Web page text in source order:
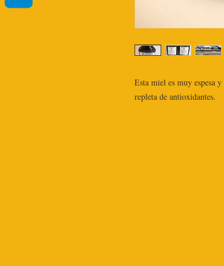
Esta miel es muy espesa
repleta de antioxidantes.